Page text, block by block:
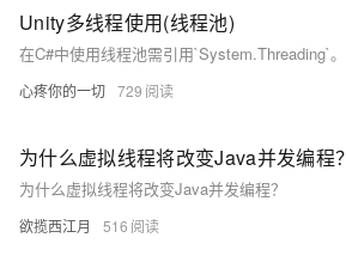
Unity多线程使用(线程池)
心疼你的一切 729
为什么虚拟线程将改变Java并发编程？
为什么虚拟线程将改变Java并发编程？
欲揽西江月 516